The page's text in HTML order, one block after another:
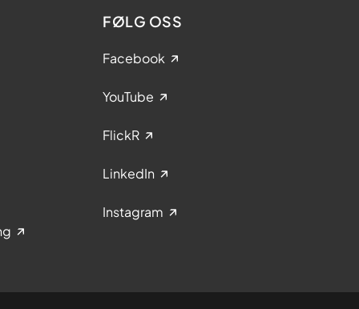
FØLG OSS
Facebook
YouTube
FlickR
LinkedIn
Instagram